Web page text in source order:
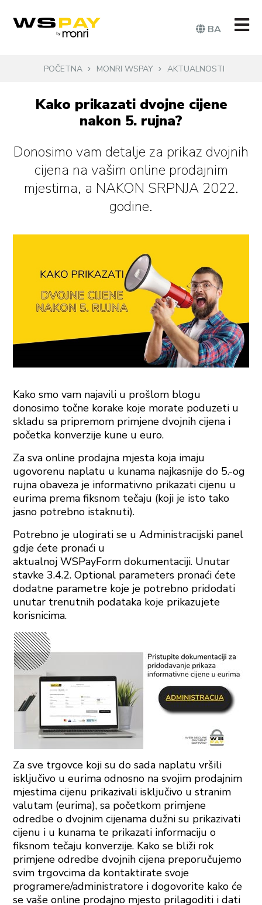
BA
POČETNA MONRI WSPAY AKTUALNOSTI
Kako prikazati dvojne cijene
nakon 5. rujna?
Donosimo vam detalje za prikaz dvojnih
cijena na vašim online prodajnim
mjestima, a NAKON SRPNJA 2022.
godine.
Kako smo vam najavili u prošlom blogu
donosimo točne korake koje morate poduzeti u
skladu sa pripremom primjene dvojnih cijena i
početka konverzije kune u euro.
Za sva online prodajna mjesta koja imaju
ugovorenu naplatu u kunama najkasnije do 5.-og
rujna obaveza je informativno prikazati cijenu u
eurima prema fiksnom tečaju (koji je isto tako
jasno potrebno istaknuti).
Potrebno je ulogirati se u Administracijski panel
gdje ćete pronaći u
aktualnoj WSPayForm dokumentaciji. Unutar
stavke 3.4.2. Optional parameters pronaći ćete
dodatne parametre koje je potrebno pridodati
unutar trenutnih podataka koje prikazujete
korisnicima.
Za sve trgovce koji su do sada naplatu vršili
isključivo u eurima odnosno na svojim prodajnim
mjestima cijenu prikazivali isključivo u stranim
valutam (eurima), sa početkom primjene
odredbe o dvojnim cijenama dužni su prikazivati
cijenu i u kunama te prikazati informaciju o
fiksnom tečaju konverzije. Kako se bliži rok
primjene odredbe dvojnih cijena preporučujemo
svim trgovcima da kontaktirate svoje
programere/administratore i dogovorite kako će
se vaše online prodajno mjesto prilagoditi i dati